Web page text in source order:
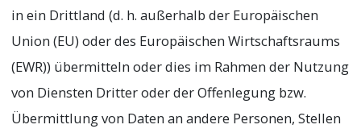
in ein Drittland (d. h. außerhalb der Europäischen
Union (EU) oder des Europäischen Wirtschaftsraums
(EWR)) übermitteln oder dies im Rahmen der Nutzung
von Diensten Dritter oder der Offenlegung bzw.
Übermittlung von Daten an andere Personen, Stellen